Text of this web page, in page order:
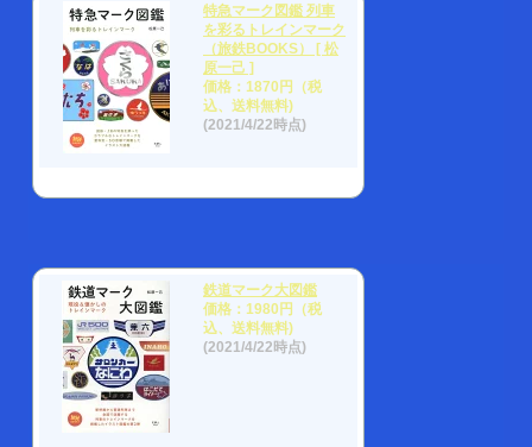
特急マーク図鑑 列車
を彩るトレインマーク
（旅鉄BOOKS） [ 松
原一己 ]
価格：1870円（税
込、送料無料)
(2021/4/22時点)
鉄道マーク大図鑑
価格：1980円（税
込、送料無料)
(2021/4/22時点)